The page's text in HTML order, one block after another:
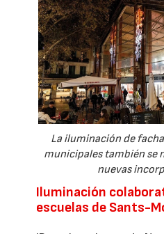
La iluminación de
municipales también se
nuevas
Iluminación
escuelas de Sants-